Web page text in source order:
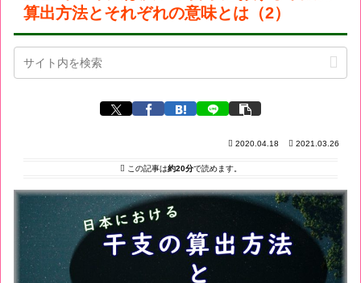
算出方法とそれぞれの意味とは（2）
2020.04.18 2021.03.26
この記事は約20分で読めます。